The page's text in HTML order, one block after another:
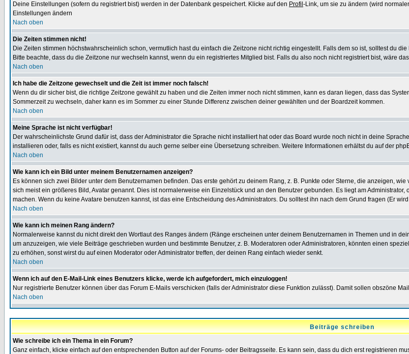
Deine Einstellungen (sofern du registriert bist) werden in der Datenbank gespeichert. Klicke auf den Profil -Link, um sie zu ändern (wird
Einstellungen ändern
Nach oben
Die Zeiten stimmen nicht!
Die Zeiten stimmen höchstwahrscheinlich schon, vermutlich hast du einfach die Zeitzone nicht richtig eingestellt. Falls dem so ist, solltest du
Bitte beachte, dass du die Zeitzone nur wechseln kannst, wenn du ein registriertes Mitglied bist. Falls du also noch nicht registriert bist, wäre
Nach oben
Ich habe die Zeitzone gewechselt und die Zeit ist immer noch falsch!
Wenn du dir sicher bist, die richtige Zeitzone gewählt zu haben und die Zeiten immer noch nicht stimmen, kann es daran liegen, dass das
Sommerzeit zu wechseln, daher kann es im Sommer zu einer Stunde Differenz zwischen deiner gewählten und der Boardzeit kommen.
Nach oben
Meine Sprache ist nicht verfügbar!
Der wahrscheinlichste Grund dafür ist, dass der Administrator die Sprache nicht installiert hat oder das Board wurde noch nicht in deine
installieren oder, falls es nicht existiert, kannst du auch gerne selber eine Übersetzung schreiben. Weitere Informationen erhältst du auf der
Nach oben
Wie kann ich ein Bild unter meinem Benutzernamen anzeigen?
Es können sich zwei Bilder unter dem Benutzernamen befinden. Das erste gehört zu deinem Rang, z. B. Punkte oder Sterne, die anzeigen,
sich meist ein größeres Bild, Avatar genannt. Dies ist normalerweise ein Einzelstück und an den Benutzer gebunden. Es liegt am
machen. Wenn du keine Avatare benutzen kannst, ist das eine Entscheidung des Administrators. Du solltest ihn nach dem Grund fragen (Er
Nach oben
Wie kann ich meinen Rang ändern?
Normalerweise kannst du nicht direkt den Wortlaut des Ranges ändern (Ränge erscheinen unter deinem Benutzernamen in Themen und in
um anzuzeigen, wie viele Beiträge geschrieben wurden und bestimmte Benutzer, z. B. Moderatoren oder Administratoren, könnten einen
zu erhöhen, sonst wirst du auf einen Moderator oder Administrator treffen, der deinen Rang einfach wieder senkt.
Nach oben
Wenn ich auf den E-Mail-Link eines Benutzers klicke, werde ich aufgefordert, mich einzuloggen!
Nur registrierte Benutzer können über das Forum E-Mails verschicken (falls der Administrator diese Funktion zulässt). Damit sollen obszöne
Nach oben
Beiträge schreiben
Wie schreibe ich ein Thema in ein Forum?
Ganz einfach, klicke einfach auf den entsprechenden Button auf der Forums- oder Beitragsseite. Es kann sein, dass du dich erst registrieren